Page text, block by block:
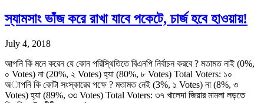
স্যামসাং ভাঁজ করে রাখা যাবে পকেটে, চার্জ হবে হাওয়ায়!
July 4, 2018
আপনি কি মনে করেন যে কোন পরিস্থিতিতে বিএনপি নির্বাচন করবে ? মতামত নাই (0%,
০ Votes) না (20%, ২ Votes) হ্যা (80%, ৮ Votes) Total Voters: ১০
অাপনি কি কোটা সংস্কারের পক্ষে ? মতামত নেই (3%, ১ Votes) না (8%, ৩
Votes) হ্যা (89%, ৩৩ Votes) Total Voters: ৩৭ খালেদা জিয়ার মামলা লড়তে